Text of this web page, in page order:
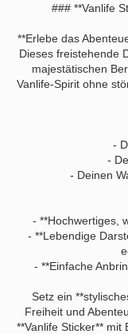
### **Vanlife
**Erlebe das
Dieses freistehende
majestätischen
Vanlife-Spirit ohne
-
-
- Deinen
- **Hochwertiges,
- **Lebendige
- **Einfache
Setz ein
Freiheit und
**Vanlife Sticker**